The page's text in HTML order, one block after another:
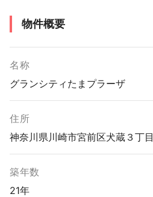
物件概要
名称
グランシティたまプラーザ
住所
神奈川県川崎市宮前区犬蔵３丁目
築年数
21年